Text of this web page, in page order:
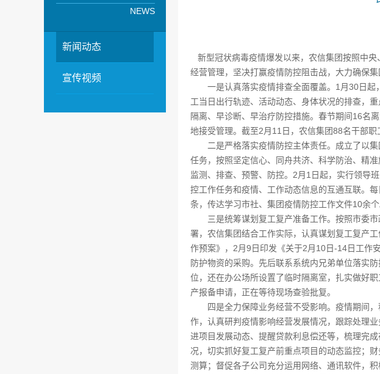
NEWS
新闻动态
宣传视频
新型冠状病毒疫情爆发以来，农信集团按照中
经营管理，坚决打赢疫情防控阻击战，大力确保集
一是认真落实疫情排查全面覆盖。1月30日起
工当日出行轨迹、活动动态、身体状况的排查，
隔离、早诊断、早治疗防控措施。春节期间16名
地接受管理。截至2月11日，农信集团88名干部
二是严格落实疫情防控主体责任。成立了以集
任务，按照坚定信心、同舟共济、科学防治、精
监测、排查、预警、防控。2月1日起，实行领导
控工作任务和疫情、工作动态信息的互通互联。
条，传达学习市社、集团疫情防控工作文件10余个
三是统筹谋划复工复产准备工作。按照市委市
署，农信集团结合工作实际，认真谋划复工复产
作预案》，2月9日印发《关于2月10日-14日工作
防护物资的采购。先后联系系统内兄弟单位落实
位，还在办公场所设置了临时隔离室，扎实做好
产报备申请，正在等待现场查验批复。
四是全力保障业务经营不受影响。疫情期间，
作，认真研判疫情影响经营发展情况，跟踪处理
进项目发展动态、提醒贷款利息偿还等，梳理完
况，切实抓好复工复产前重点项目的动态监控；
测算；督促各子公司充分运用网络、通讯软件，